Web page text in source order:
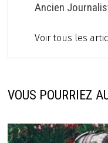
Ancien
Voir tous les
VOUS POURRIEZ